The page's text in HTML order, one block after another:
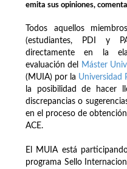
emita sus opiniones,
Todos aquellos
(estudiantes, PDI y
directamente en la
evaluación del
Máster
(MUIA) por la Universidad
la posibilidad de hacer
discrepancias o
en el proceso de
ACE.
El MUIA está
programa Sello